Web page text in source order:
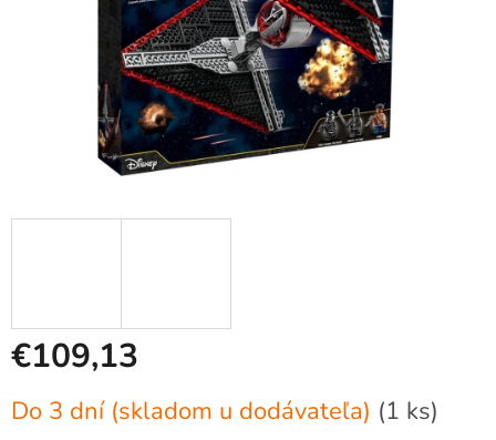
€109,13
cena:
Do 3 dní (skladom u dodávateľa) (1 ks)